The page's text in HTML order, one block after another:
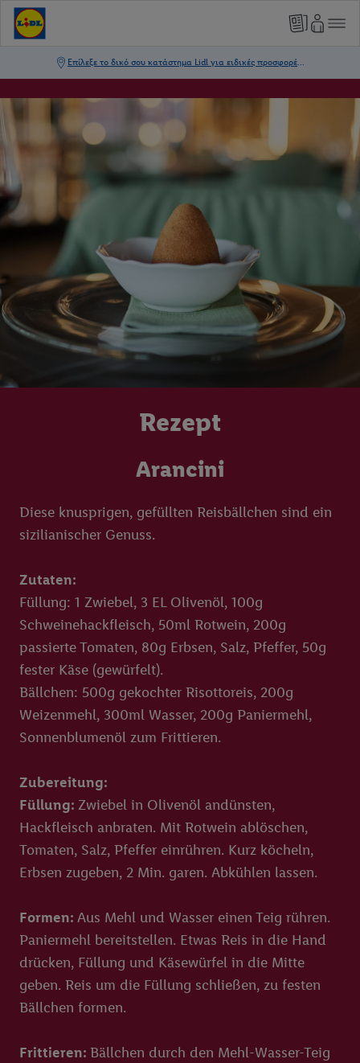
Rezept
Arancini
Diese knusprigen, gefüllten Reisbällchen sind ein
sizilianischer Genuss.
Zutaten:
Füllung: 1 Zwiebel, 3 EL Olivenöl, 100g
Schweinehackfleisch, 50ml Rotwein, 200g
passierte Tomaten, 80g Erbsen, Salz, Pfeffer, 50g
fester Käse (gewürfelt).
Bällchen: 500g gekochter Risottoreis, 200g
Weizenmehl, 300ml Wasser, 200g Paniermehl,
Sonnenblumenöl zum Frittieren.
Zubereitung:
Füllung: Zwiebel in Olivenöl andünsten,
Hackfleisch anbraten. Mit Rotwein ablöschen,
Tomaten, Salz, Pfeffer einrühren. Kurz köcheln,
Erbsen zugeben, 2 Min. garen. Abkühlen lassen.
Formen: Aus Mehl und Wasser einen Teig rühren.
Paniermehl bereitstellen. Etwas Reis in die Hand
drücken, Füllung und Käsewürfel in die Mitte
geben. Reis um die Füllung schließen, zu festen
Bällchen formen.
Frittieren: Bällchen durch den Mehl-Wasser-Teig